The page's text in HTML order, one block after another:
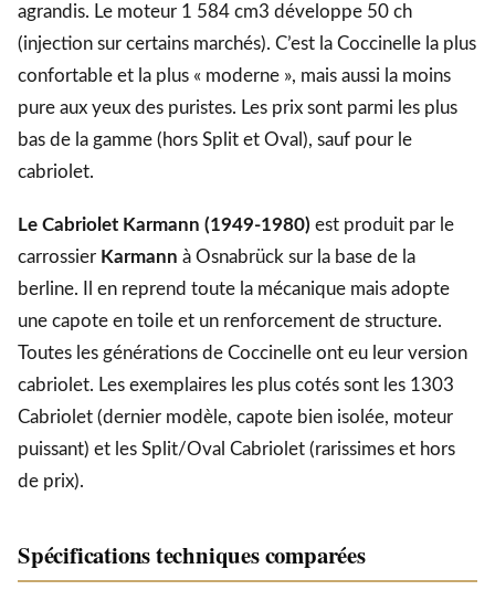
agrandis. Le moteur 1 584 cm3 développe 50 ch
(injection sur certains marchés). C’est la Coccinelle la plus
confortable et la plus « moderne », mais aussi la moins
pure aux yeux des puristes. Les prix sont parmi les plus
bas de la gamme (hors Split et Oval), sauf pour le
cabriolet.
Le Cabriolet Karmann (1949-1980) est produit par le
carrossier Karmann à Osnabrück sur la base de la
berline. Il en reprend toute la mécanique mais adopte
une capote en toile et un renforcement de structure.
Toutes les générations de Coccinelle ont eu leur version
cabriolet. Les exemplaires les plus cotés sont les 1303
Cabriolet (dernier modèle, capote bien isolée, moteur
puissant) et les Split/Oval Cabriolet (rarissimes et hors
de prix).
Spécifications techniques comparées